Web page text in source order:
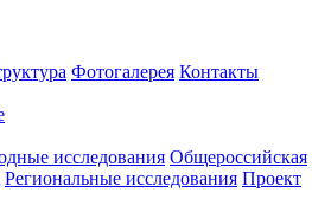
Фотогалерея Контакты
исследования Общероссийская
Региональные исследования Проект